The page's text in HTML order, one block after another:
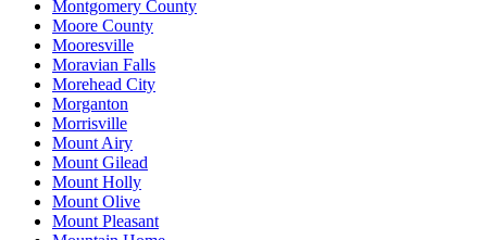
Montgomery County
Moore County
Mooresville
Moravian Falls
Morehead City
Morganton
Morrisville
Mount Airy
Mount Gilead
Mount Holly
Mount Olive
Mount Pleasant